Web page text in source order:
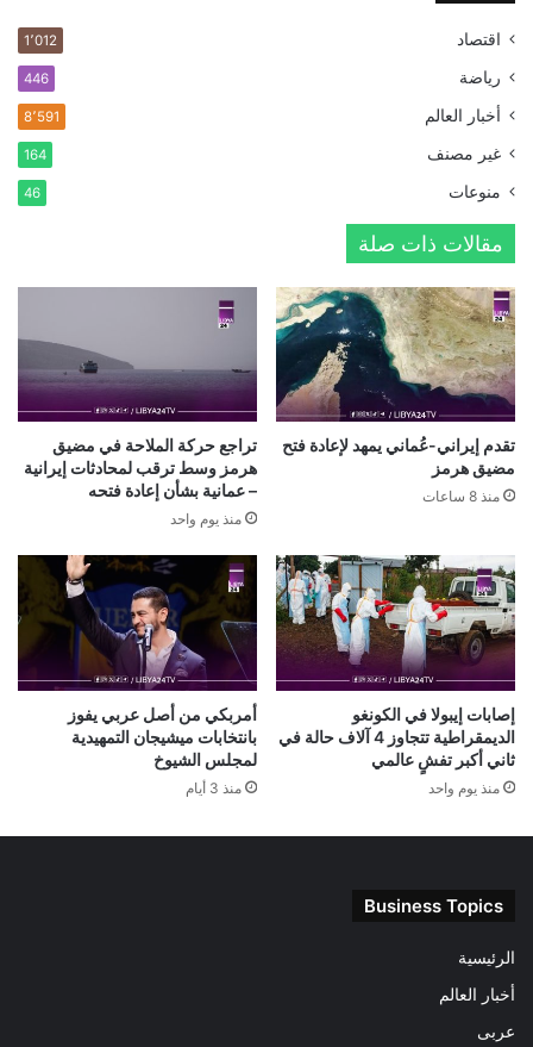
اقتصاد 1٬012
رياضة 446
أخبار العالم 8٬591
غير مصنف 164
منوعات 46
مقالات ذات صلة
تقدم إيراني-عُماني يمهد لإعادة فتح
مضيق هرمز
منذ 8 ساعات
تراجع حركة الملاحة في مضيق
هرمز وسط ترقب لمحادثات إيرانية
– عمانية بشأن إعادة فتحه
منذ يوم واحد
إصابات إيبولا في الكونغو
الديمقراطية تتجاوز 4 آلاف حالة في
ثاني أكبر تفشٍ عالمي
منذ يوم واحد
أمربكي من أصل عربي يفوز
بانتخابات ميشيجان التمهيدية
لمجلس الشيوخ
منذ 3 أيام
Business Topics
الرئيسية
أخبار العالم
عربى